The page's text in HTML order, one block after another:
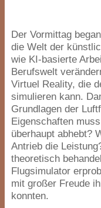
Der Vormittag
die Welt der
wie KI-basierte
Berufswelt
Virtuel Reality, die
simulieren kann.
Grundlagen der
Eigenschaften
überhaupt abhebt?
Antrieb die
theoretisch
Flugsimulator
mit großer Freude
konnten.